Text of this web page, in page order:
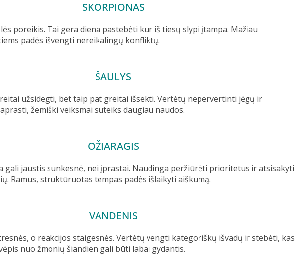
SKORPIONAS
poreikis. Tai gera diena pastebėti kur iš tiesų slypi įtampa. Mažiau
padės išvengti nereikalingų konfliktų.
ŠAULYS
užsidegti, bet taip pat greitai išsekti. Vertėtų nepervertinti jėgų ir
žemiški veiksmai suteiks daugiau naudos.
OŽIARAGIS
gali jaustis sunkesnė, nei įprastai. Naudinga peržiūrėti prioritetus ir atsisakyti
Ramus, struktūruotas tempas padės išlaikyti aiškumą.
VANDENIS
o reakcijos staigesnės. Vertėtų vengti kategoriškų išvadų ir stebėti, kas
nuo žmonių šiandien gali būti labai gydantis.